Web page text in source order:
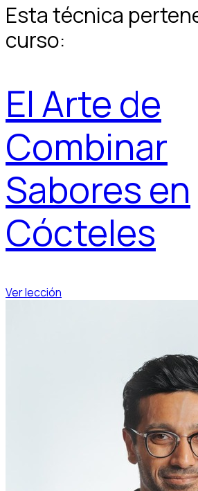
Esta técnica
curso:
El Arte de
Combinar
Sabores en
Cócteles
Ver lección